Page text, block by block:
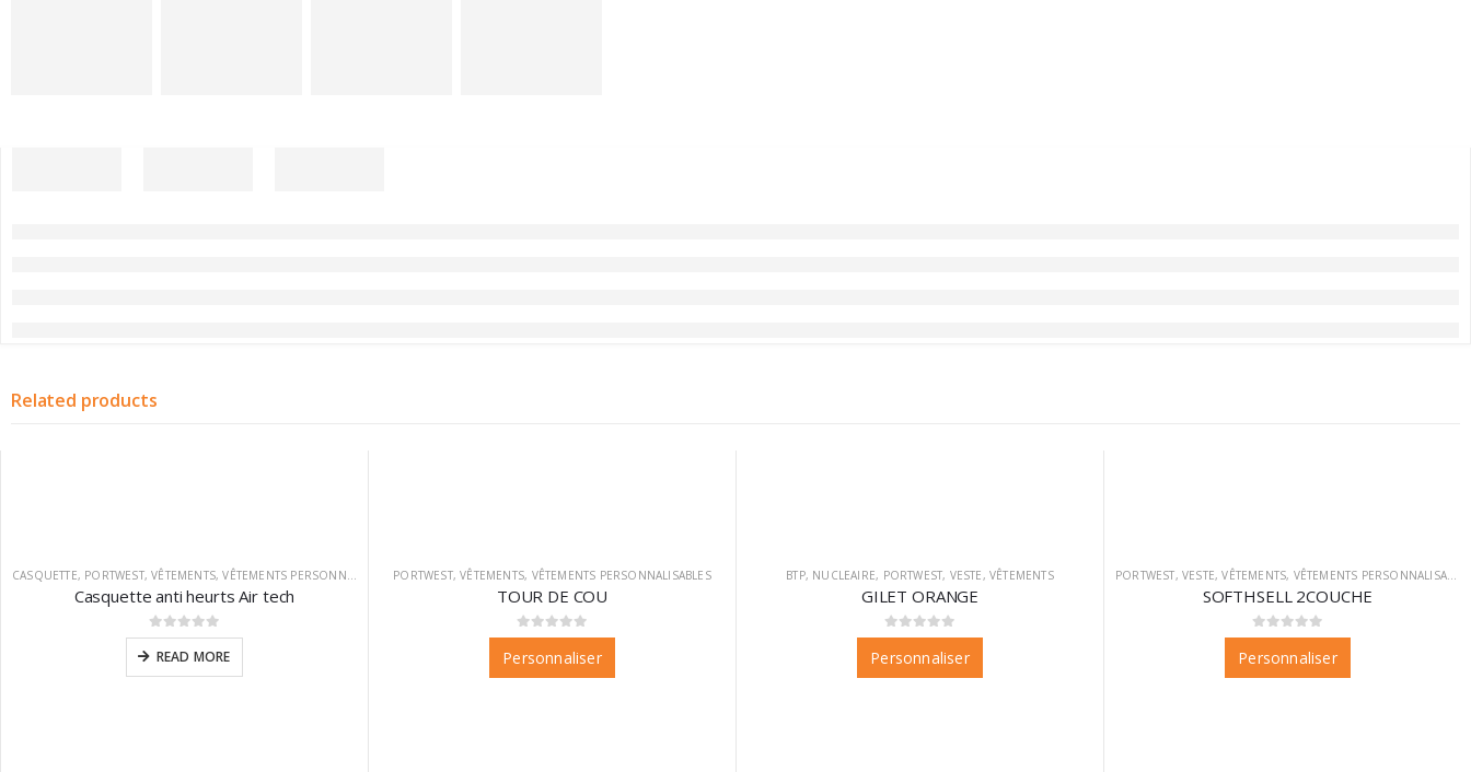
Related products
CASQUETTE, PORTWEST,VÊTEMENTS,VÊTEMENTS PERSONNALISABLES
Casquette anti heurts Air tech
0sur 5
READ MORE
PORTWEST,VÊTEMENTS, VÊTEMENTS PERSONNALISABLES
TOUR DE COU
0sur 5
Personnaliser
BTP, NUCLEAIRE, PORTWEST, VESTE, VÊTEMENTS
GILET ORANGE
0sur 5
Personnaliser
PORTWEST,VESTE,VÊTEMENTS, VÊTEMENTS PERSONNALISABLES
SOFTHSELL 2COUCHE
0sur 5
Personnaliser